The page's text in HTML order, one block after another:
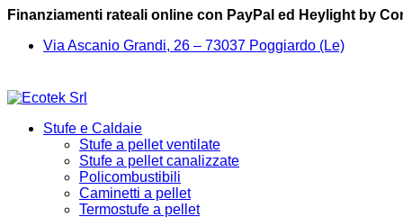
Finanziamenti rateali online con PayPal ed Heylight by
Via Ascanio Grandi, 26 – 73037 Poggiardo (Le)
Stufe e Caldaie
Stufe a pellet ventilate
Stufe a pellet canalizzate
Policombustibili
Caminetti a pellet
Termostufe a pellet